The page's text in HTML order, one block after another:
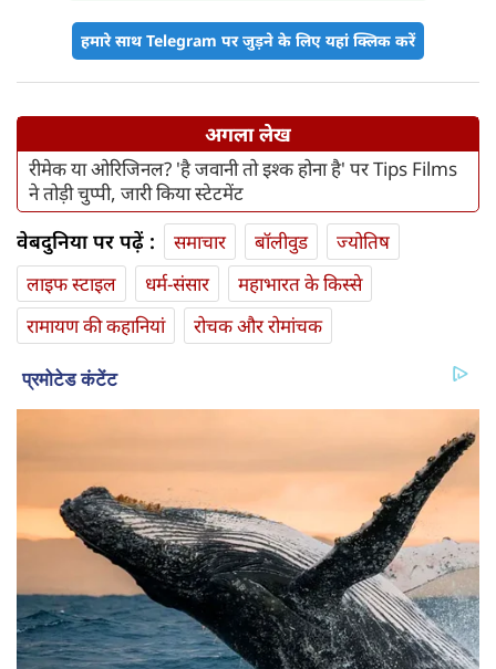
हमारे साथ Telegram पर जुड़ने के लिए यहां क्लिक करें
अगला लेख
रीमेक या ओरिजिनल? 'है जवानी तो इश्क होना है' पर Tips Films
ने तोड़ी चुप्पी, जारी किया स्टेटमेंट
वेबदुनिया पर पढ़ें : समाचार बॉलीवुड
ज्योतिष
लाइफ स्‍टाइल
धर्म-संसार
महाभारत के किस्से
रामायण की कहानियां
रोचक और रोमांचक